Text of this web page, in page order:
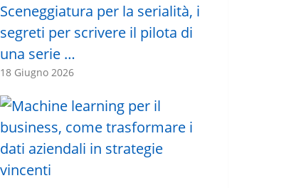
Sceneggiatura per la serialità, i
segreti per scrivere il pilota di
una serie …
18 Giugno 2026